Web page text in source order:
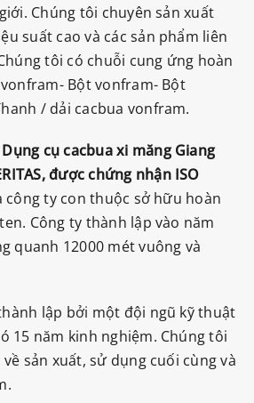
Chúng tôi chuyên sản xuất
suất cao và các sản phẩm liên
tôi có chuỗi cung ứng hoàn
Bột vonfram- Bột
/ dải cacbua vonfram.
cụ cacbua xi măng Giang
được chứng nhận ISO
công ty con thuộc sở hữu hoàn
Công ty thành lập vào năm
quanh 12000 mét vuông và
lập bởi một đội ngũ kỹ thuật
15 năm kinh nghiệm. Chúng tôi
sản xuất, sử dụng cuối cùng và